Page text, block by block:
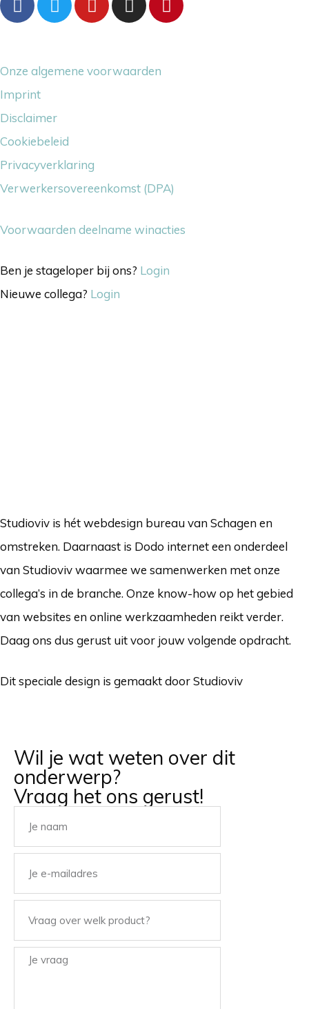
Onze algemene voorwaarden
Imprint
Disclaimer
Cookiebeleid
Privacyverklaring
Verwerkersovereenkomst (DPA)
Voorwaarden deelname winacties
Ben je stageloper bij ons? Login
Nieuwe collega? Login
Studioviv is hét webdesign bureau van Schagen en
omstreken. Daarnaast is Dodo internet een onderdeel
van Studioviv waarmee we samenwerken met onze
collega’s in de branche. Onze know-how op het gebied
van websites en online werkzaamheden reikt verder.
Daag ons dus gerust uit voor jouw volgende opdracht.
Dit speciale design is gemaakt door Studioviv
Wil je wat weten over dit
onderwerp?
Vraag het ons gerust!